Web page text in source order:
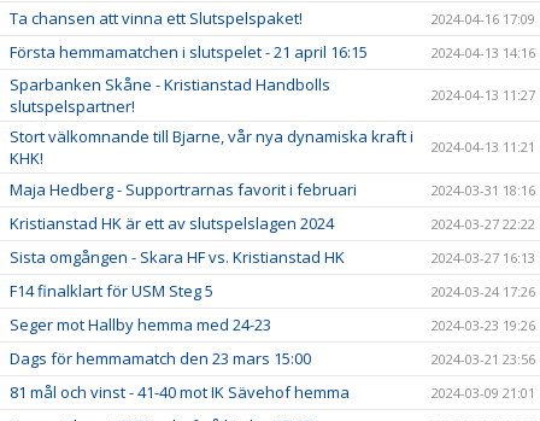
Ta chansen att vinna ett Slutspelspaket! 2024-04-16 17:09
Första hemmamatchen i slutspelet - 21 april 16:15 2024-04-13 14:16
Sparbanken Skåne - Kristianstad Handbolls
slutspelspartner!
2024-04-13 11:27
Stort välkomnande till Bjarne, vår nya dynamiska kraft i
KHK!
2024-04-13 11:21
Maja Hedberg - Supportrarnas favorit i februari 2024-03-31 18:16
Kristianstad HK är ett av slutspelslagen 2024 2024-03-27 22:22
Sista omgången - Skara HF vs. Kristianstad HK 2024-03-27 16:13
F14 finalklart för USM Steg 5 2024-03-24 17:26
Seger mot Hallby hemma med 24-23 2024-03-23 19:26
Dags för hemmamatch den 23 mars 15:00 2024-03-21 23:56
81 mål och vinst - 41-40 mot IK Sävehof hemma 2024-03-09 21:01